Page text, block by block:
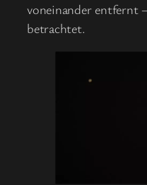
voneinander entfernt
betrachtet.